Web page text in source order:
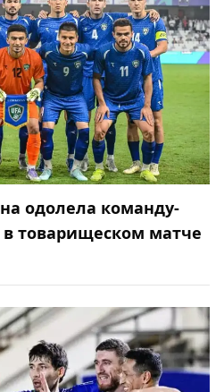
одолела команду-
товарищеском матче